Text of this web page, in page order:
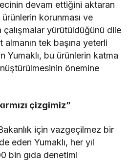
devam ettiğini aktaran
korunması ve
çalışmalar yürütüldüğünü dile
tek başına yeterli
Yumaklı, bu ürünlerin katma
önemine
çizgimiz”
için vazgeçilmez bir
eden Yumaklı, her yıl
bin gıda denetimi